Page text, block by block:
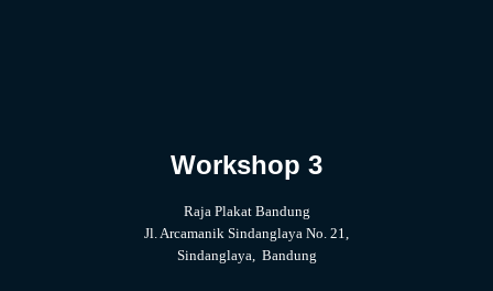
Workshop 3
Raja Plakat Bandung
Jl. Arcamanik Sindanglaya No. 21,
Sindanglaya, Bandung